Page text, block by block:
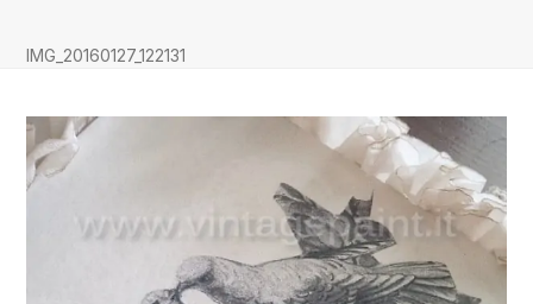
IMG_20160127_122131